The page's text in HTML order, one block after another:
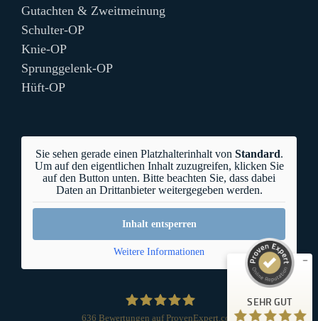
Gutachten & Zweitmeinung
Schulter-OP
Knie-OP
Sprunggelenk-OP
Hüft-OP
Sie sehen gerade einen Platzhalterinhalt von Standard.
Um auf den eigentlichen Inhalt zuzugreifen, klicken Sie
auf den Button unten. Bitte beachten Sie, dass dabei
Daten an Drittanbieter weitergegeben werden.
Inhalt entsperren
Weitere Informationen
636 Bewertungen auf ProvenExpert.com
SEHR GUT
Kundenbewertungen und Erfahrungen zu
OrthoCenter München
100
%
Empfehlungen auf
ProvenExpert.com
5,00
/
5,00